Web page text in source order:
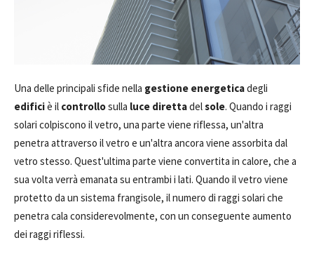
Una delle principali sfide nella gestione energeticadegli
edificiè il controllosulla luce direttadelsole. Quando i raggi
solari colpiscono il vetro, una parte viene riflessa, un'altra
penetra attraverso il vetro e un'altra ancora viene assorbita dal
vetro stesso. Quest'ultima parte viene convertita in calore, che a
sua volta verrà emanata su entrambi i lati. Quando il vetro viene
protetto da un sistema frangisole, il numero di raggi solari che
penetra cala considerevolmente, con un conseguente aumento
dei raggi riflessi.